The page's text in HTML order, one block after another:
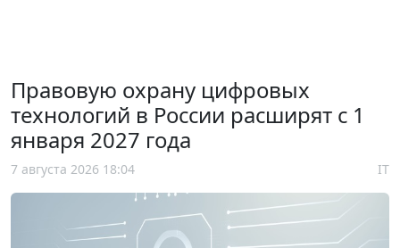
Правовую охрану цифровых
технологий в России расширят с 1
января 2027 года
7 августа 2026 18:04 IT